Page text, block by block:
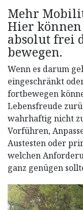
Mehr
Hier können
absolut frei
bewegen.
Wenn es darum
eingeschränkt
fortbewegen
Lebensfreude
wahrhaftig nicht
Vorführen,
Austesten oder
welchen
ganz genügen